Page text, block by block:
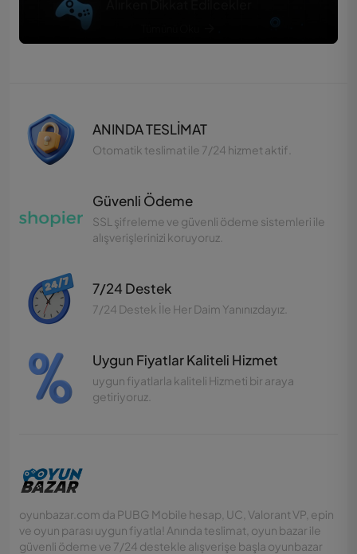
ANINDA TESLİMAT
Otomatik teslimat ile 7/24 hizmet aktif.
Güvenli Ödeme
SSL şifreleme ve güvenli ödeme sistemleri ile
alışverişlerinizi koruyoruz.
7/24 Destek
7/24 Destek İle Her Daim Yanınızdayız.
Uygun Fiyatlar Kaliteli Hizmet
uygun fiyatlarla kaliteli Hizmeti bir araya
getiriyoruz.
oyunbazar.com da PUBG Mobile hesap, UC, Valorant VP, epin
ve oyun parası uygun fiyatla! Anında teslimat, oyun bazar ile
güvenli ödeme ve 7/24 destekle alışverişe başla oyunbazar